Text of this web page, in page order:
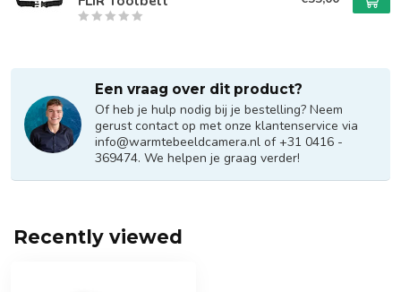
Een vraag over dit product?
Of heb je hulp nodig bij je bestelling? Neem
gerust contact op met onze klantenservice via
info@warmtebeeldcamera.nl of +31 0416 -
369474. We helpen je graag verder!
Recently viewed